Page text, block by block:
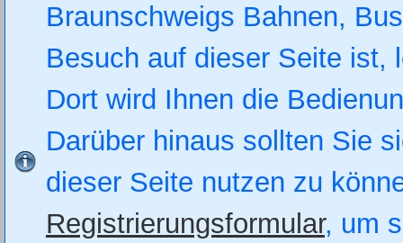
Braunschweigs Bahnen,
Besuch auf dieser Seite
Dort wird Ihnen die
Darüber hinaus sollten Sie
dieser Seite nutzen zu
Registrierungsformular, um